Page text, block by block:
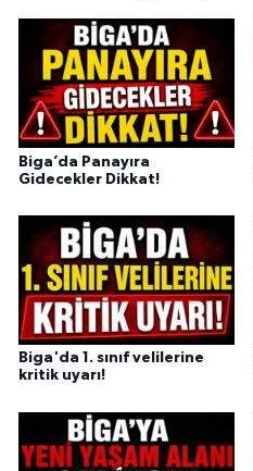
Biga’da Panayıra
Gidecekler Dikkat!
Biga'da 1. sınıf velilerine
kritik uyarı!